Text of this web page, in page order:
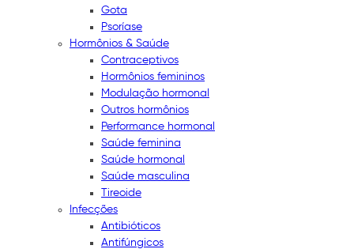
Gota
Psoríase
Hormônios & Saúde
Contraceptivos
Hormônios femininos
Modulação hormonal
Outros hormônios
Performance hormonal
Saúde feminina
Saúde hormonal
Saúde masculina
Tireoide
Infecções
Antibióticos
Antifúngicos